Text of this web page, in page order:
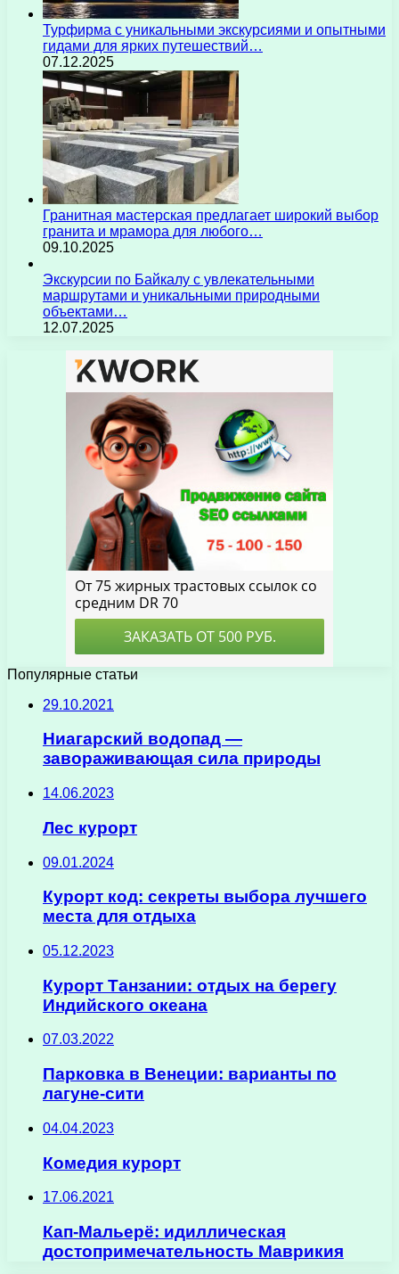
Турфирма с уникальными экскурсиями и опытными
гидами для ярких путешествий…
07.12.2025
Гранитная мастерская предлагает широкий выбор
гранита и мрамора для любого…
09.10.2025
Экскурсии по Байкалу с увлекательными
маршрутами и уникальными природными
объектами…
12.07.2025
Популярные статьи
29.10.2021
Ниагарский водопад —
завораживающая сила природы
14.06.2023
Лес курорт
09.01.2024
Курорт код: секреты выбора лучшего
места для отдыха
05.12.2023
Курорт Танзании: отдых на берегу
Индийского океана
07.03.2022
Парковка в Венеции: варианты по
лагуне-сити
04.04.2023
Комедия курорт
17.06.2021
Кап-Мальерё: идиллическая
достопримечательность Маврикия